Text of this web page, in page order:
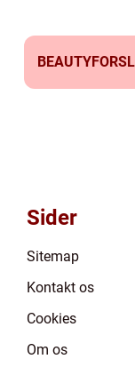
Sider
Sitemap
Kontakt os
Cookies
Om os